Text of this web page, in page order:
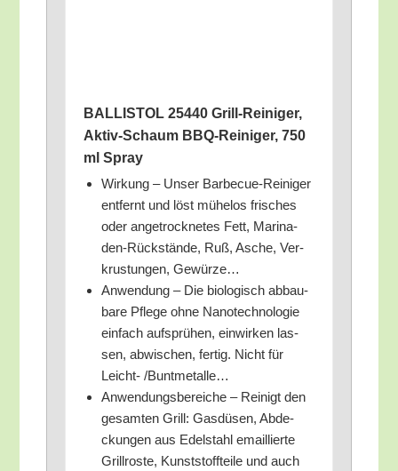
BALLISTOL 25440 Grill-Rei­ni­ger,
Aktiv-Schaum BBQ-Rei­ni­ger, 750
ml Spray
Wir­kung – Unser Bar­be­cue-Rei­ni­ger
ent­fernt und löst mühe­los fri­sches
oder ange­trock­ne­tes Fett, Mari­na­
den-Rück­stän­de, Ruß, Asche, Ver­
krus­tun­gen, Gewürze…
Anwen­dung – Die bio­lo­gisch abbau­
ba­re Pfle­ge ohne Nano­tech­no­lo­gie
ein­fach auf­sprü­hen, ein­wir­ken las­
sen, abwi­schen, fer­tig. Nicht für
Leicht- /​Bunt­me­tal­le…
Anwen­dungs­be­rei­che – Rei­nigt den
gesam­ten Grill: Gas­dü­sen, Abde­
ckun­gen aus Edel­stahl email­lier­te
Grill­ros­te, Kunst­stoff­tei­le und auch